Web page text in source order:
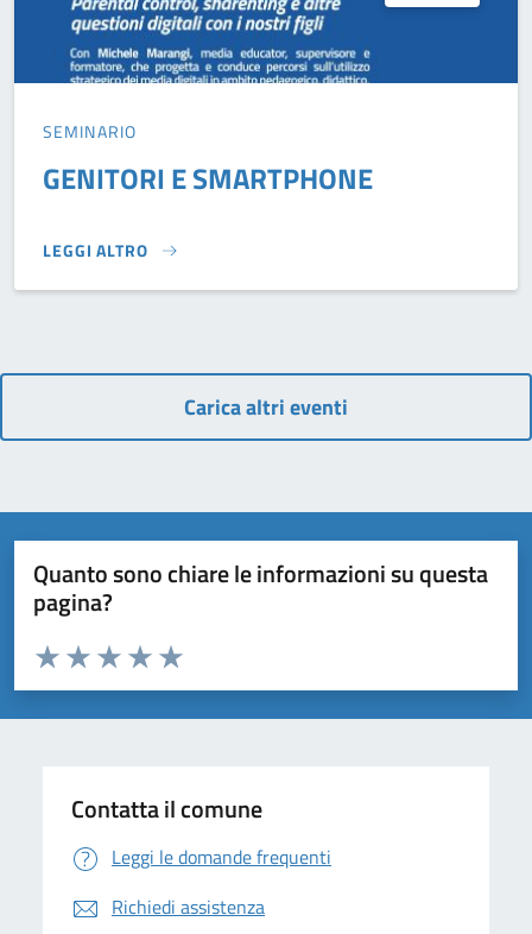
SEMINARIO
GENITORI E SMARTPHONE
LEGGI ALTRO
GENITORI E SMARTPHONE}
Carica altri eventi
Quanto sono chiare le informazioni su questa
pagina?
Domanda
Valuta da 1 a 5 stelle la pagina
Valuta 5 stelle su 5
Valuta 4 stelle su 5
Valuta 3 stelle su 5
Valuta 2 stelle su 5
Valuta 1 stelle su 5
Contatta il comune
Leggi le domande frequenti
Richiedi assistenza